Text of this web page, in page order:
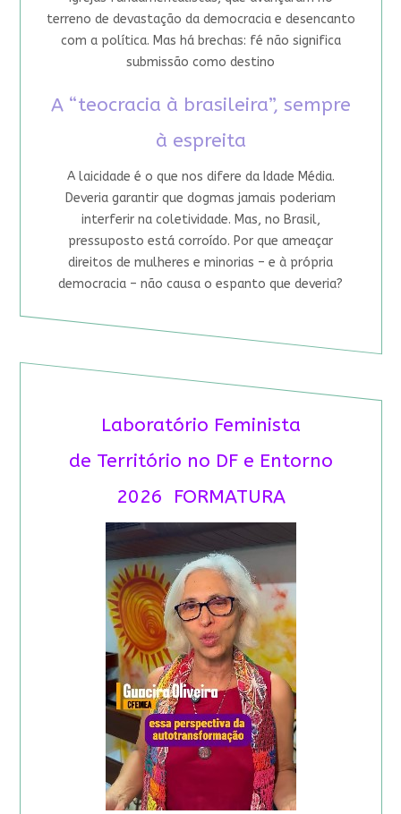
terreno de devastação da democracia e desencanto
com a política. Mas há brechas: fé não significa
submissão como destino
A “teocracia à brasileira”, sempre
à espreita
A laicidade é o que nos difere da Idade Média.
Deveria garantir que dogmas jamais poderiam
interferir na coletividade. Mas, no Brasil,
pressuposto está corroído. Por que ameaçar
direitos de mulheres e minorias – e à própria
democracia – não causa o espanto que deveria?
Laboratório Feminista
de Território no DF e Entorno
2026 FORMATURA